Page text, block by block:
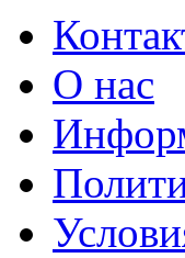
О нас